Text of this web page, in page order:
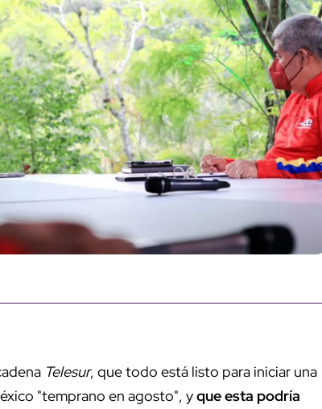
Telesur, que todo está listo para iniciar una
"temprano en agosto", yque esta podría